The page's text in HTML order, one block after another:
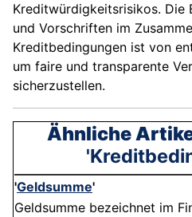
Kreditwürdigkeitsrisikos. Die
und Vorschriften im
Kreditbedingungen ist von
um faire und transparente
sicherzustellen.
Ähnliche
'Geldsumme'
Geldsumme bezeichnet im